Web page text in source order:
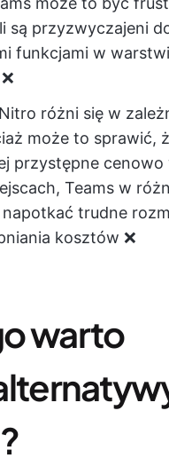
są przyzwyczajeni
funkcjami w
różni się w
może to sprawić,
przystępne cenowo
Teams w
trudne
kosztów ❌
warto